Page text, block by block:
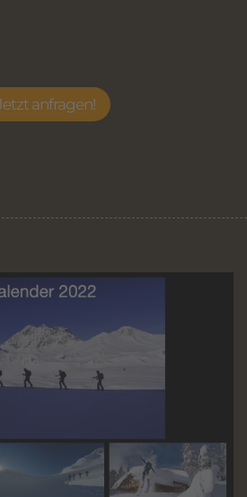
anfragen!